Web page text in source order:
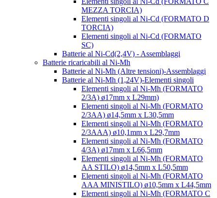
MEZZA TORCIA)
Elementi singoli al Ni-Cd (FORMATO D
TORCIA)
Elementi singoli al Ni-Cd (FORMATO
SC)
Batterie al Ni-Cd(2,4V) - Assemblaggi
Batterie ricaricabili al Ni-Mh
Batterie al Ni-Mh (Altre tensioni)-Assemblaggi
Batterie al Ni-Mh (1,24V)-Elementi singoli
Elementi singoli al Ni-Mh (FORMATO
2/3A) ø17mm x L29mm)
Elementi singoli al Ni-Mh (FORMATO
2/3AA) ø14,5mm x L30,5mm
Elementi singoli al Ni-Mh (FORMATO
2/3AAA) ø10,1mm x L29,7mm
Elementi singoli al Ni-Mh (FORMATO
4/3A) ø17mm x L66,5mm
Elementi singoli al Ni-Mh (FORMATO
AA STILO) ø14,5mm x L50,5mm
Elementi singoli al Ni-Mh (FORMATO
AAA MINISTILO) ø10,5mm x L44,5mm
Elementi singoli al Ni-Mh (FORMATO C